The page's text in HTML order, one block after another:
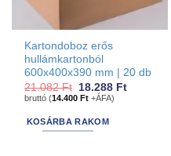
Kartondoboz erős
hullámkartonból
600x400x390 mm | 20 db
21.082Ft Original
price
21.082 Ft.
18.288 FtCurrent
bruttó (14.400Ft +ÁFA)
KOSÁRBA RAKOM